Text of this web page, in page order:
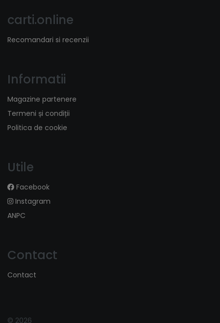
carti.online
Recomandari si recenzii
Informatii
Magazine partenere
Termeni și condiții
Politica de cookie
Utile
Facebook
Instagram
ANPC
Contact
Contact
© 2026